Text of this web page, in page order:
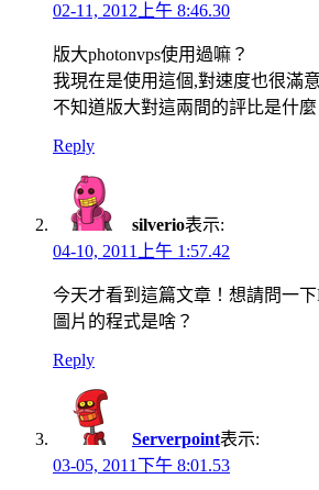
02-11, 2012上午 8:46.30
版大photonvps使用過嘛？
我現在是使用這個,對速度也很滿意
不知道版大對這兩間的評比是什麼
Reply
silverio表示:
04-10, 2011上午 1:57.42
今天才看到這篇文章！想請問一下
圖片的程式是啥？
Reply
Serverpoint表示:
03-05, 2011下午 8:01.53